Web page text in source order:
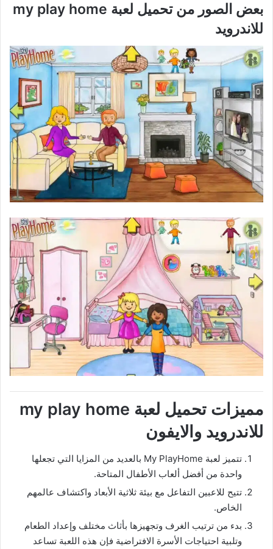
بعض الصور من تحميل لعبة my play home
للاندرويد
مميزات تحميل لعبة my play home
للاندرويد والايفون
تتميز لعبة My PlayHome بالعديد من المزايا التي تجعلها
واحدة من أفضل ألعاب الأطفال المتاحة.
تتيح للاعبين التفاعل مع بيئة ثلاثية الأبعاد واكتشاف عالمهم
الخاص.
بدء من ترتيب الغرف وتجهيزها بأثاث مختلف وإعداد الطعام
وتلبية احتياجات الأسرة الافتراضية فإن هذه اللعبة تساعد